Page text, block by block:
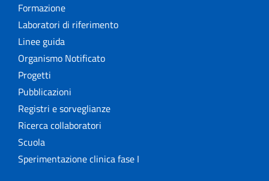
Formazione
Laboratori di riferimento
Linee guida
Organismo Notificato
Progetti
Pubblicazioni
Registri e sorveglianze
Ricerca collaboratori
Scuola
Sperimentazione clinica fase I